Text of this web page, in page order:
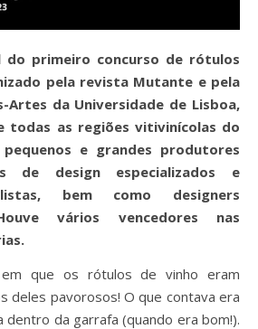
pela revista Mutante e pela
Artes da Universidade de Lisboa,
todas as regiões vitivinícolas do
e grandes produtores
de design especializados e
bem como designers
vários vencedores nas
deles pavorosos! O que contava era
da garrafa (quando era bom!).